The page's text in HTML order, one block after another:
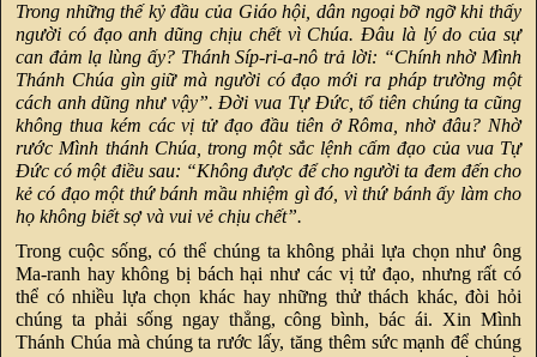
Trong những thế kỷ đầu của Giáo hội, dân ngoại bỡ ngỡ khi thấy
người có đạo anh dũng chịu chết vì Chúa. Đâu là lý do của sự
can đảm lạ lùng ấy? Thánh Síp-ri-a-nô trả lời: “Chính nhờ Mình
Thánh Chúa gìn giữ mà người có đạo mới ra pháp trường một
cách anh dũng như vậy”. Đời vua Tự Đức, tổ tiên chúng ta cũng
không thua kém các vị tử đạo đầu tiên ở Rôma, nhờ đâu? Nhờ
rước Mình thánh Chúa, trong một sắc lệnh cấm đạo của vua Tự
Đức có một điều sau: “Không được để cho người ta đem đến cho
kẻ có đạo một thứ bánh mầu nhiệm gì đó, vì thứ bánh ấy làm cho
họ không biết sợ và vui vẻ chịu chết”.
Trong cuộc sống, có thể chúng ta không phải lựa chọn như ông
Ma-ranh hay không bị bách hại như các vị tử đạo, nhưng rất có
thể có nhiều lựa chọn khác hay những thử thách khác, đòi hỏi
chúng ta phải sống ngay thẳng, công bình, bác ái. Xin Mình
Thánh Chúa mà chúng ta rước lấy, tăng thêm sức mạnh để chúng